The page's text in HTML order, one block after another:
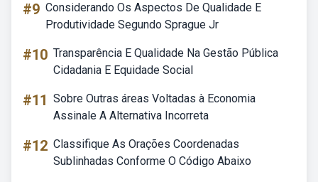
#9 Considerando Os Aspectos De Qualidade E
Produtividade Segundo Sprague Jr
#10 Transparência E Qualidade Na Gestão Pública
Cidadania E Equidade Social
#11 Sobre Outras áreas Voltadas à Economia
Assinale A Alternativa Incorreta
#12 Classifique As Orações Coordenadas
Sublinhadas Conforme O Código Abaixo